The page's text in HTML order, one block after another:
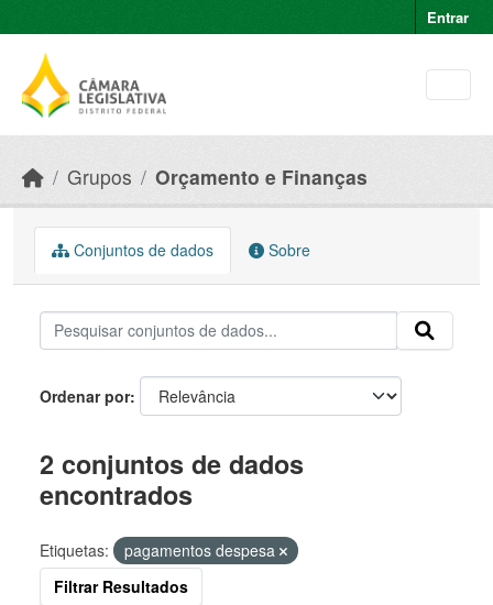
Entrar
Grupos Orçamento e Finanças
Conjuntos de dados Sobre
Ordenar por
2 conjuntos de dados
encontrados
Etiquetas:
pagamentos despesa
Filtrar Resultados